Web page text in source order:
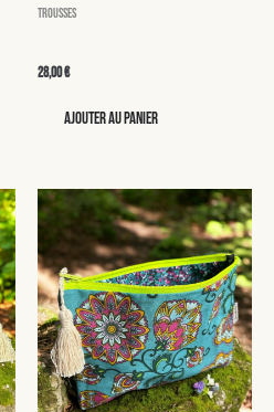
Trousses
28,00€
Ajouter au panier